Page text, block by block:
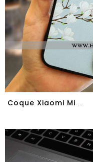
Coque Xiaomi Mi A3 Tendance Fluide Doux Tout Compris Téléphone Portable Protection Créatif Étui Bleu